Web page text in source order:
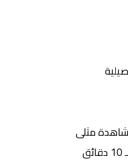
مثلى